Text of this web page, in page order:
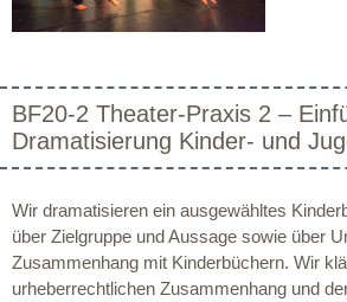
BF20-2 Theater-Praxis 2 –
Dramatisierung Kinder- und
Wir dramatisieren ein ausgewähltes
über Zielgruppe und Aussage sowie über
Zusammenhang mit Kinderbüchern. Wir
urheberrechtlichen Zusammenhang und